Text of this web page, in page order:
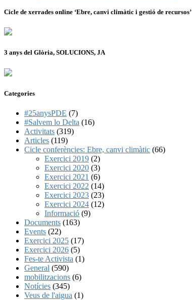
Cicle de xerrades online ‘Ebre, canvi climàtic i gestió de recursos’
3 anys del Glòria, SOLUCIONS, JA
Categories
#25anysPDE (7)
#Salvem lo Delta (16)
Activitats (319)
Articles (119)
Cicle conferències: Ebre, canvi climàtic (66)
Exercici 2019 (2)
Exercici 2020 (3)
Exercici 2021 (6)
Exercici 2022 (14)
Exercici 2023 (23)
Exercici 2024 (12)
Informació (9)
Documents (163)
Events (22)
Exercici 2025 (17)
Exercici 2026 (5)
Fes-te Activista (1)
General (590)
mobilitzacions (6)
Notícies (345)
Veus de l'aigua (1)